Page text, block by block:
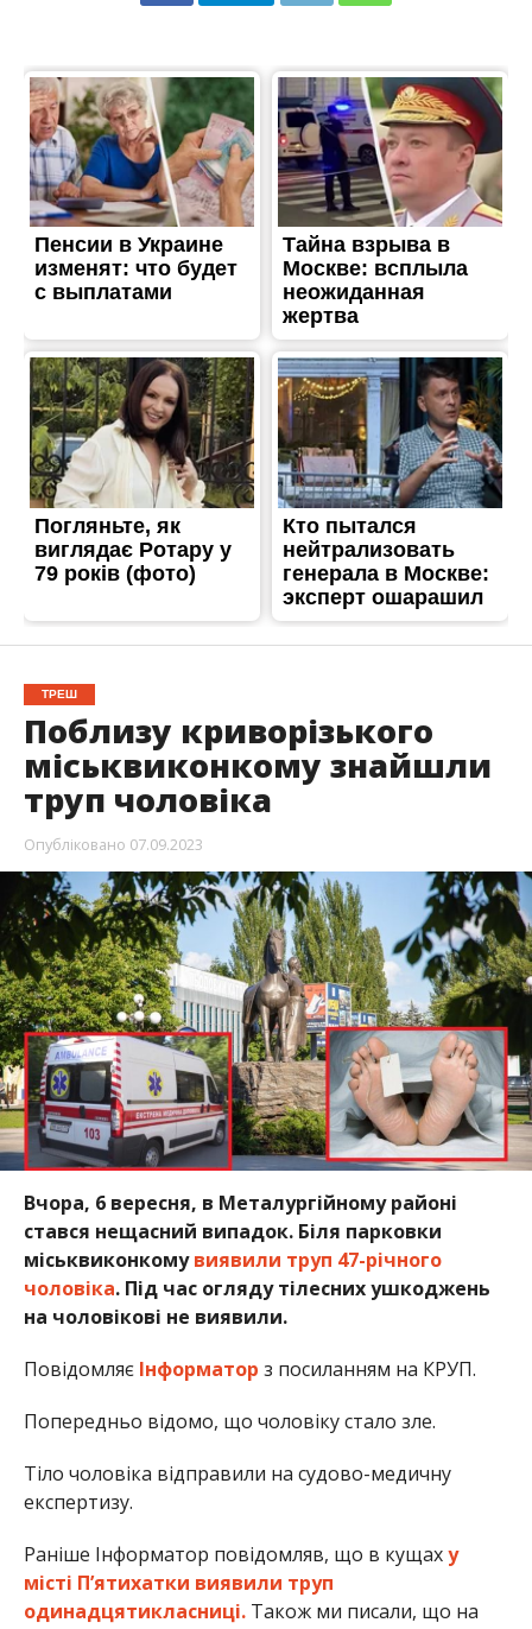
ТРЕШ
Поблизу криворізького
міськвиконкому знайшли
труп чоловіка
Опубліковано 07.09.2023
Вчора, 6 вересня, в Металургійному районі
стався нещасний випадок. Біля парковки
міськвиконкомувиявили труп 47-річного
чоловіка. Під час огляду тілесних ушкоджень
на чоловікові не виявили.
Повідомляє Інформатор з посиланням на КРУП.
Попередньо відомо, що чоловіку стало зле.
Тіло чоловіка відправили на судово-медичну
експертизу.
Раніше Інформатор повідомляв, що в кущаху
місті П’ятихатки виявили труп
одинадцятикласниці.Також ми писали, що на